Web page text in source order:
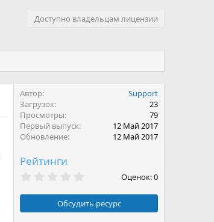
Доступно владельцам лицензии
Автор
Support
Загрузок
23
Просмотры
79
Первый выпуск
12 Май 2017
Обновление
12 Май 2017
Рейтинги
0
0
з
Оценок: 0
Обсудить ресурс